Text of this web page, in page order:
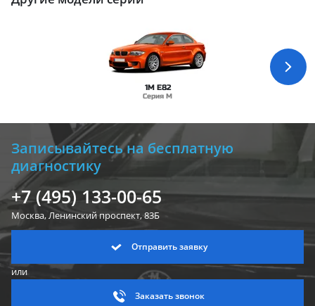
1M E82
Серия M
Записывайтесь на бесплатную
диагностику
+7 (495) 133-00-65
Москва, Ленинскийпроспект, 83Б
Отправить заявку
или
Заказать звонок